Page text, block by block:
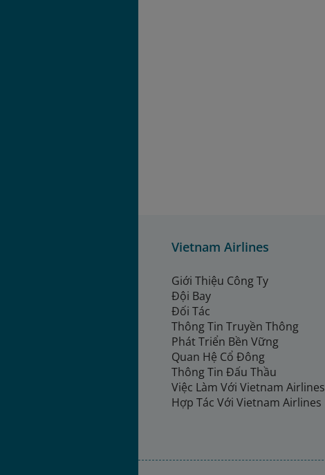
Vietnam Airlines
Giới Thiệu Công Ty
Đội Bay
Đối Tác
Thông Tin Truyền Thông
Phát Triển Bền Vững
Quan Hệ Cổ Đông
Thông Tin Đấu Thầu
Việc Làm Với Vietnam Airlines
Hợp Tác Với Vietnam Airlines